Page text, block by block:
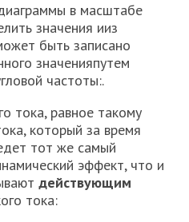
в масштабе
значения ииз
быть записано
значенияпутем
частоты:.
тока, равное такому
который за время
тот же самый
эффект, что и
действующим
тока: